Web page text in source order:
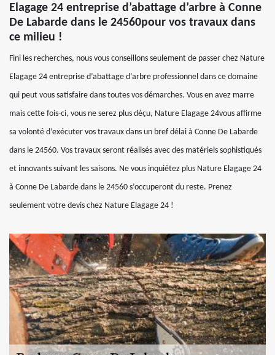
Elagage 24 entreprise d’abattage d’arbre à Conne
De Labarde dans le 24560pour vos travaux dans
ce milieu !
Fini les recherches, nous vous conseillons seulement de passer chez Nature
Elagage 24 entreprise d’abattage d’arbre professionnel dans ce domaine
qui peut vous satisfaire dans toutes vos démarches. Vous en avez marre
mais cette fois-ci, vous ne serez plus déçu, Nature Elagage 24vous affirme
sa volonté d’exécuter vos travaux dans un bref délai à Conne De Labarde
dans le 24560. Vos travaux seront réalisés avec des matériels sophistiqués
et innovants suivant les saisons. Ne vous inquiétez plus Nature Elagage 24
à Conne De Labarde dans le 24560 s’occuperont du reste. Prenez
seulement votre devis chez Nature Elagage 24 !